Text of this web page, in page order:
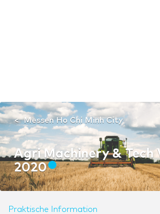
Messen Ho Chi Minh City
Agri Machinery & Tech
2020
Praktische Information